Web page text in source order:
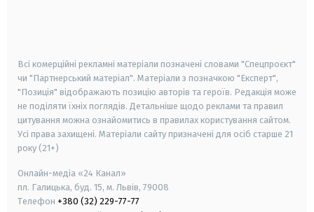
Всі комерційні рекламні матеріали позначені словами "Спецпроєкт"
чи "Партнерський матеріал". Матеріали з позначкою "Експерт",
"Позиція" відображають позицію авторів та героїв. Редакція може
не поділяти їхніх поглядів. Детальніше щодо реклами та правил
цитування можна ознайомитись в правилах користування сайтом.
Усі права захищені. Матеріали сайту призначені для осіб старше 21
року (21+)
Онлайн-медіа «24 Канал»
пл. Галицька, буд. 15, м. Львів, 79008
Телефон +380 (32) 229-77-77